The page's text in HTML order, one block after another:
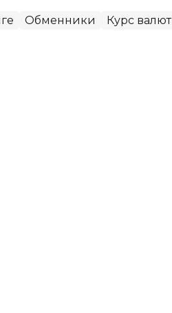
Обменники Курс валют